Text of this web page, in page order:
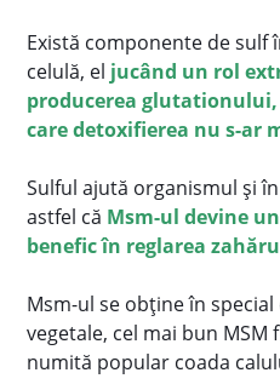
Există componente de sulf
celulă, el jucând un rol
producerea
care detoxifierea nu s-ar
Sulful ajută organismul și
astfel că Msm-ul devine
benefic în reglarea
Msm-ul se obține în
vegetale, cel mai bun
numită popular coada